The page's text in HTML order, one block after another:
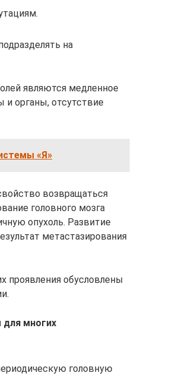
на
являются медленное
и органы, отсутствие
«Я»
возвращаться
головного мозга
опухоль. Развитие
метастазирования
проявления обусловлены
многих
головную